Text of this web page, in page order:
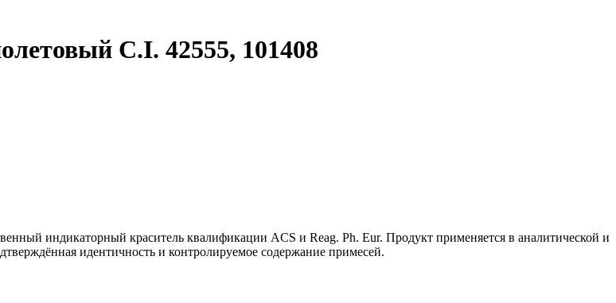
C.I. 42555, 101408
индикаторный краситель квалификации ACS и Reag. Ph. Eur. Продукт применяется в аналитической и
идентичность и контролируемое содержание примесей.